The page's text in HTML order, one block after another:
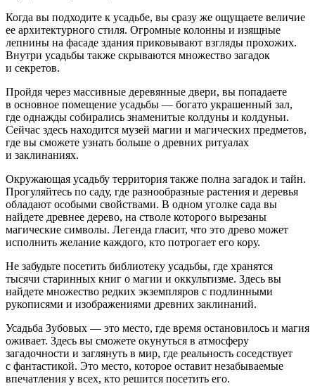
Когда вы подходите к усадьбе, вы сразу же ощущаете величие
ее архитектурного стиля. Огромные колонны и изящные
лепнины на фасаде здания приковывают взгляды прохожих.
Внутри усадьбы также скрываются множество загадок
и секретов.
Пройдя через массивные деревянные двери, вы попадаете
в основное помещение усадьбы — богато украшенный зал,
где однажды собирались знаменитые колдуны и колдуньи.
Сейчас здесь находится музей магии и магических предметов,
где вы сможете узнать больше о древних ритуалах
и заклинаниях.
Окружающая усадьбу территория также полна загадок и тайн.
Прогуляйтесь по саду, где разнообразные растения и деревья
обладают особыми свойствами. В одном уголке сада вы
найдете древнее дерево, на стволе которого вырезаны
магические символы. Легенда гласит, что это древо может
исполнить желание каждого, кто потрогает его кору.
Не забудьте посетить библиотеку усадьбы, где хранятся
тысячи старинных книг о магии и оккультизме. Здесь вы
найдете множество редких экземпляров с подлинными
рукописями и изображениями древних заклинаний.
Усадьба Зубовых — это место, где время остановилось и магия
оживает. Здесь вы сможете окунуться в атмосферу
загадочности и заглянуть в мир, где реальность соседствует
с фантастикой. Это место, которое оставит незабываемые
впечатления у всех, кто решится посетить его.